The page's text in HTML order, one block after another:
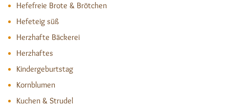
Hefefreie Brote & Brötchen
Hefeteig süß
Herzhafte Bäckerei
Herzhaftes
Kindergeburtstag
Kornblumen
Kuchen & Strudel